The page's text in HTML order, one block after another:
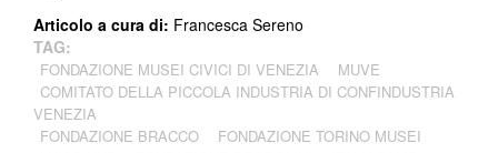
Articolo a cura di: Francesca Sereno
TAG:
FONDAZIONE MUSEI CIVICI DI VENEZIA
MUVE
COMITATO DELLA PICCOLA INDUSTRIA DI CONFINDUSTRIA
VENEZIA
FONDAZIONE BRACCO
FONDAZIONE TORINO MUSEI